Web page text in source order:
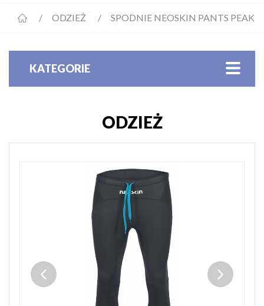
ODZIEŻ SPODNIE NEOSKIN PANTS PEAK
KATEGORIE
ODZIEŻ